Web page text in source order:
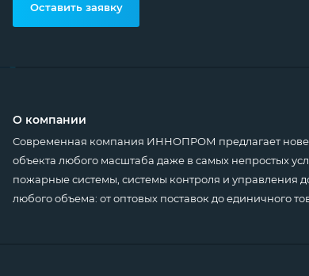
Оставить заявку
О компании
Современная компания ИННОПРОМ предлагает
объекта любого масштаба даже в самых непростых
пожарные системы, системы контроля и управления
любого объема: от оптовых поставок до единичного